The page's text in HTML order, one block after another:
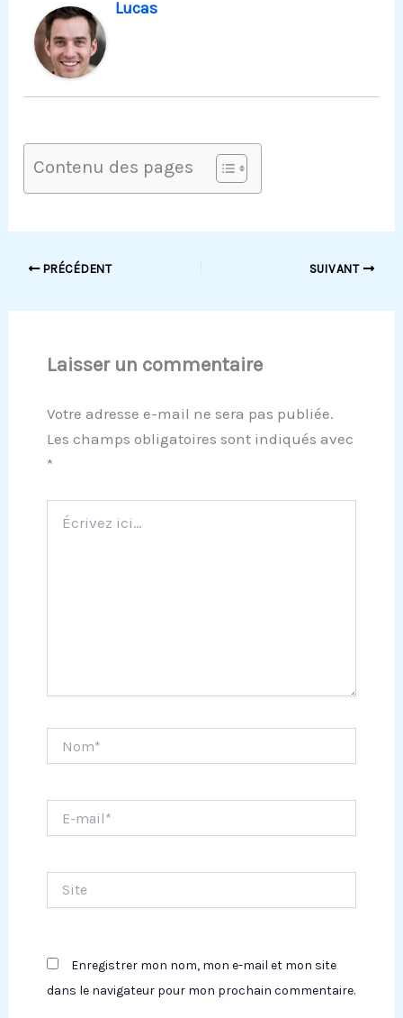
Lucas
Contenu des pages
PRÉCÉDENT SUIVANT
Laisser un commentaire
Votre adresse e-mail ne sera pas publiée.
Les champs obligatoires sont indiqués avec
*
ici…
mail*
Enregistrer mon nom, mon e-mail et mon site
dans le navigateur pour mon prochain commentaire.